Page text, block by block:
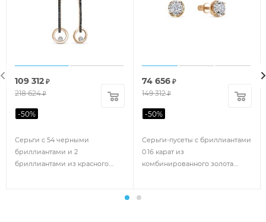
Серьги с 54 черными
бриллиантами и 2
бриллиантами из красного
109 312 ₽
218 624₽
-50%
Серьги-пусеты с бриллиантами
0.16 карат из
комбинированного золота
74 656 ₽
149 312₽
-50%